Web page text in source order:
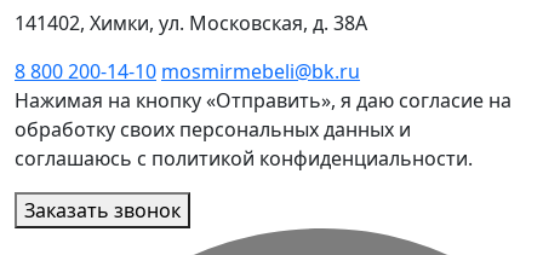
141402, Химки, ул. Московская, д. 38А
8 800 200-14-10 mosmirmebeli@bk.ru
Нажимая на кнопку «Отправить», я даю согласие на
обработку своих персональных данных и
соглашаюсь с политикой конфиденциальности.
Заказать звонок